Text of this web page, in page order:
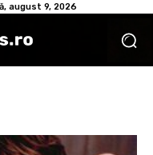
august 9, 2026